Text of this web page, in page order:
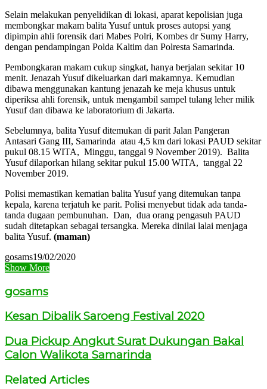
Selain melakukan penyelidikan di lokasi, aparat kepolisian juga
membongkar makam balita Yusuf untuk proses autopsi yang
dipimpin ahli forensik dari Mabes Polri, Kombes dr Sumy Harry,
dengan pendampingan Polda Kaltim dan Polresta Samarinda.
Pembongkaran makam cukup singkat, hanya berjalan sekitar 10
menit. Jenazah Yusuf dikeluarkan dari makamnya. Kemudian
dibawa menggunakan kantung jenazah ke meja khusus untuk
diperiksa ahli forensik, untuk mengambil sampel tulang leher milik
Yusuf dan dibawa ke laboratorium di Jakarta.
Sebelumnya, balita Yusuf ditemukan di parit Jalan Pangeran
Antasari Gang III, Samarinda atau 4,5 km dari lokasi PAUD sekitar
pukul 08.15 WITA, Minggu, tanggal 9 November 2019). Balita
Yusuf dilaporkan hilang sekitar pukul 15.00 WITA, tanggal 22
November 2019.
Polisi memastikan kematian balita Yusuf yang ditemukan tanpa
kepala, karena terjatuh ke parit. Polisi menyebut tidak ada tanda-
tanda dugaan pembunuhan. Dan, dua orang pengasuh PAUD
sudah ditetapkan sebagai tersangka. Mereka dinilai lalai menjaga
balita Yusuf. (maman)
gosams19/02/2020
Show More
gosams
Kesan Dibalik Saroeng Festival 2020
Dua Pickup Angkut Surat Dukungan Bakal
Calon Walikota Samarinda
Related Articles